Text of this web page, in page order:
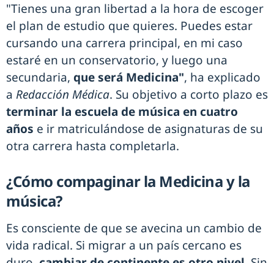
"Tienes una gran libertad a la hora de escoger
el plan de estudio que quieres. Puedes estar
cursando una carrera principal, en mi caso
estaré en un conservatorio, y luego una
secundaria, que será Medicina", ha explicado
a Redacción Médica. Su objetivo a corto plazo es
terminar la escuela de música en cuatro
años e ir matriculándose de asignaturas de su
otra carrera hasta completarla.
¿Cómo compaginar la Medicina y la
música?
Es consciente de que se avecina un cambio de
vida radical. Si migrar a un país cercano es